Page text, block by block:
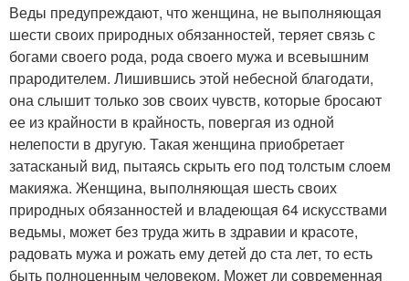
Веды предупреждают, что женщина, не выполняющая
шести своих природных обязанностей, теряет связь с
богами своего рода, рода своего мужа и всевышним
прародителем. Лишившись этой небесной благодати,
она слышит только зов своих чувств, которые бросают
ее из крайности в крайность, повергая из одной
нелепости в другую. Такая женщина приобретает
затасканый вид, пытаясь скрыть его под толстым слоем
макияжа. Женщина, выполняющая шесть своих
природных обязанностей и владеющая 64 искусствами
ведьмы, может без труда жить в здравии и красоте,
радовать мужа и рожать ему детей до ста лет, то есть
быть полноценным человеком. Может ли современная